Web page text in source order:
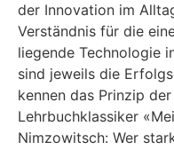
der Innovation im
Verständnis für die
liegende Technologie
sind jeweils die
kennen das Prinzip
Lehrbuchklassiker
Nimzowitsch: Wer